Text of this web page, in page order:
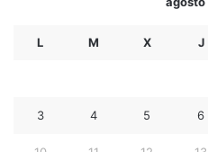
L M X J
3 4 5 6